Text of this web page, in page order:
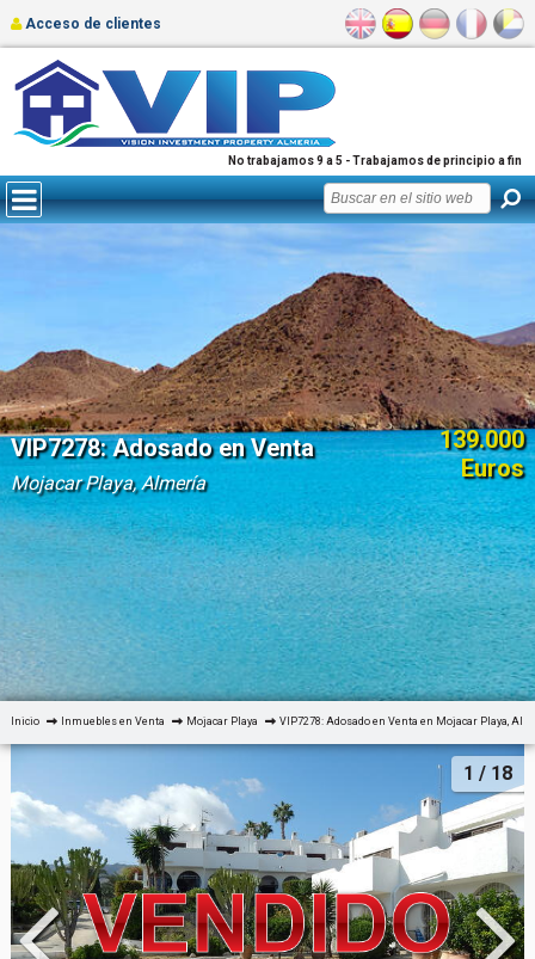
No trabajamos 9 a 5 - Trabajamos de principio a fin
Acceso de clientes
VIP7278: Adosado en Venta
Mojacar Playa, Almería
139.000
Euros
Inicio Inmuebles en Venta Mojacar Playa VIP7278: Adosado en Venta en Mojacar Playa,
1 / 18